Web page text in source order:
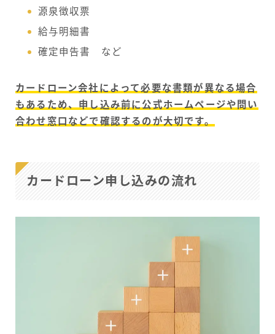
源泉徴収票
給与明細書
確定申告書 など
カードローン会社によって必要な書類が異なる場合
もあるため、申し込み前に公式ホームページや問い
合わせ窓口などで確認するのが大切です。
カードローン申し込みの流れ